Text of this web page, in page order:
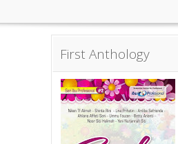
First Anthology